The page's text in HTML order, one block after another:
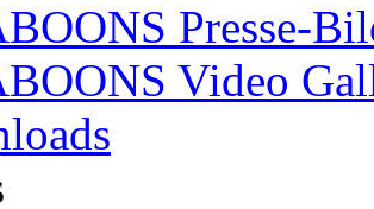
Presse-
Video